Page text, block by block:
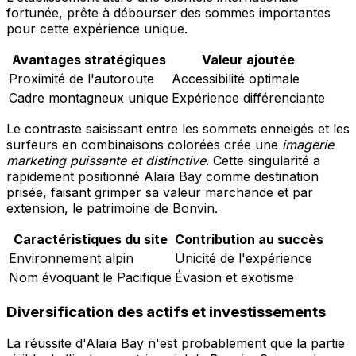
fortunée, prête à débourser des sommes importantes
pour cette expérience unique.
Avantages stratégiques
Valeur ajoutée
Proximité de l'autoroute
Accessibilité optimale
Cadre montagneux unique Expérience différenciante
Le contraste saisissant entre les sommets enneigés et les
surfeurs en combinaisons colorées crée une imagerie
marketing puissante et distinctive. Cette singularité a
rapidement positionné Alaïa Bay comme destination
prisée, faisant grimper sa valeur marchande et par
extension, le patrimoine de Bonvin.
Caractéristiques du site Contribution au succès
Environnement alpin
Unicité de l'expérience
Nom évoquant le Pacifique Évasion et exotisme
Diversification des actifs et investissements
La réussite d'Alaïa Bay n'est probablement que la partie